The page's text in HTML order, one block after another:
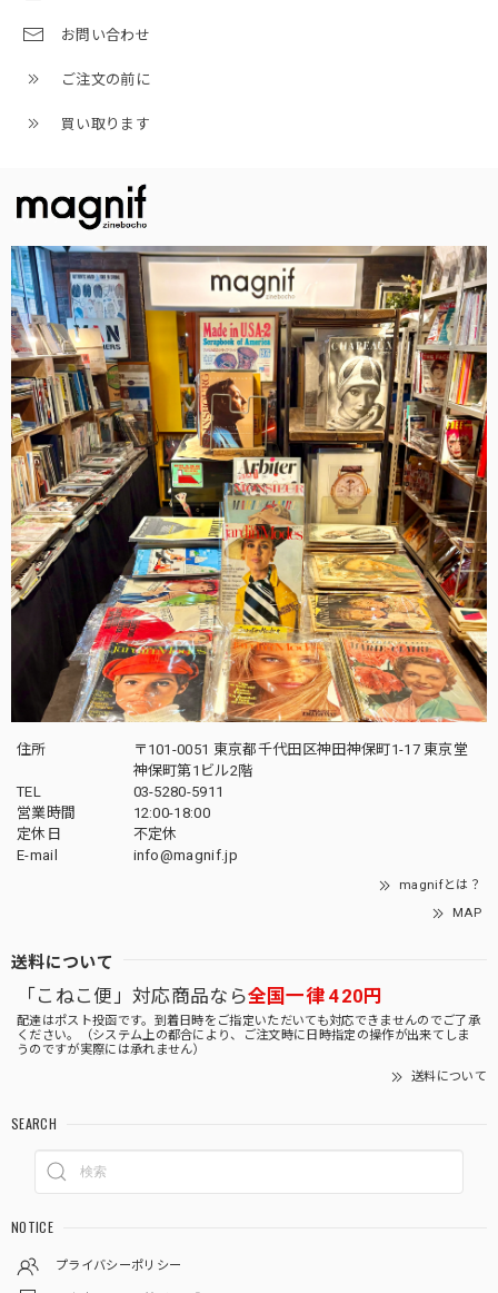
お問い合わせ
ご注文の前に
買い取ります
住所
〒101-0051 東京都千代田区神田神保町1-17 東京堂
神保町第1ビル2階
TEL
03-5280-5911
営業時間
12:00-18:00
定休日
不定休
E-mail
info@magnif.jp
magnifとは？
MAP
送料について
「こねこ便」対応商品なら全国一律 420円
配達はポスト投函です。到着日時をご指定いただいても対応できませんのでご了承
ください。（システム上の都合により、ご注文時に日時指定の操作が出来てしま
うのですが実際には承れません）
送料について
SEARCH
NOTICE
プライバシーポリシー